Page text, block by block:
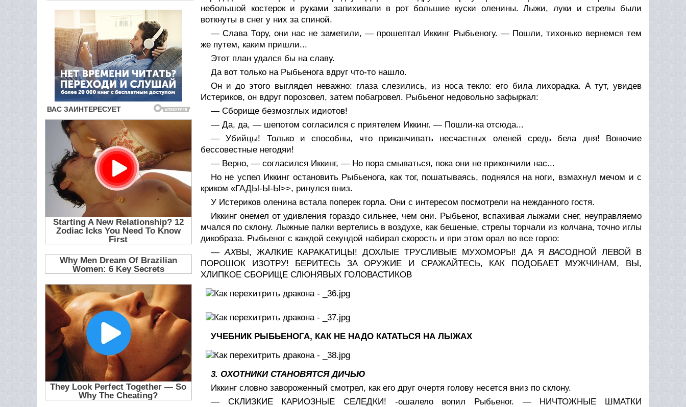
небольшой костерок и руками запихивали в рот большие куски оленины. Лыжи, луки и стрелы были
воткнуты в снег у них за спиной.
— Слава Тору, они нас не заметили, — прошептал Иккинг Рыбьеногу. — Пошли, тихонько вернемся тем
же путем, каким пришли...
Этот план удался бы на славу.
Да вот только на Рыбьенога вдруг что-то нашло.
Он и до этого выглядел неважно: глаза слезились, из носа текло: его била лихорадка. А тут, увидев
Истериков, он вдруг порозовел, затем побагровел. Рыбьеног недовольно зафыркал:
— Сборище безмозглых идиотов!
— Да, да, — шепотом согласился с приятелем Иккинг. — Пошли-ка отсюда...
— Убийцы! Только и способны, что приканчивать несчастных оленей средь бела дня! Вонючие
бессовестные негодяи!
— Верно, — согласился Иккинг, — Но пора смываться, пока они не прикончили нас...
Но не успел Иккинг остановить Рыбьенога, как тог, пошатываясь, поднялся на ноги, взмахнул мечом и с
криком «ГАДЫ-Ы-Ы>>, ринулся вниз.
У Истериков оленина встала поперек горла. Они с интересом посмотрели на нежданного гостя.
Иккинг онемел от удивления гораздо сильнее, чем они. Рыбьеног, вспахивая лыжами снег, неуправляемо
мчался по склону. Лыжные палки вертелись в воздухе, как бешеные, стрелы торчали из колчана, точно иглы
дикобраза. Рыбьеног с каждой секундой набирал скорость и при этом орал во все горло:
—АХВЫ, ЖАЛКИЕ КАРАКАТИЦЫ! ДОХЛЫЕ ТРУСЛИВЫЕ МУХОМОРЫ! ДА ЯВАСОДНОЙ ЛЕВОЙ В
ПОРОШОК ИЗОТРУ! БЕРИТЕСЬ ЗА ОРУЖИЕ И СРАЖАЙТЕСЬ, КАК ПОДОБАЕТ МУЖЧИНАМ, ВЫ,
ХЛИПКОЕ СБОРИЩЕ СЛЮНЯВЫХ ГОЛОВАСТИКОВ
УЧЕБНИК РЫБЬЕНОГА, КАК НЕ НАДО КАТАТЬСЯ НА ЛЫЖАХ
3. ОХОТНИКИ СТАНОВЯТСЯ ДИЧЬЮ
Иккинг словно завороженный смотрел, как его друг очертя голову несется вниз по склону.
— СКЛИЗКИЕ КАРИОЗНЫЕ СЕЛЕДКИ! -ошалело вопил Рыбьеног. — НИЧТОЖНЫЕ ШМАТКИ